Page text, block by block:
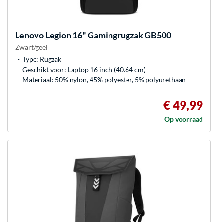
LenovoLegion 16" Gamingrugzak GB500
Zwart/geel
Type: Rugzak
Geschikt voor: Laptop 16 inch (40.64 cm)
Materiaal: 50% nylon, 45% polyester, 5% polyurethaan
€ 49,99
Op voorraad